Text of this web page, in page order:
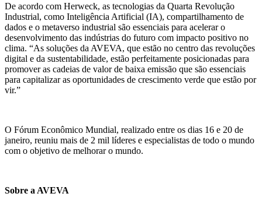
De acordo com Herweck, as tecnologias da Quarta Revolução
Industrial, como Inteligência Artificial (IA), compartilhamento de
dados e o metaverso industrial são essenciais para acelerar o
desenvolvimento das indústrias do futuro com impacto positivo no
clima. “As soluções da AVEVA, que estão no centro das revoluções
digital e da sustentabilidade, estão perfeitamente posicionadas para
promover as cadeias de valor de baixa emissão que são essenciais
para capitalizar as oportunidades de crescimento verde que estão por
vir.”
O Fórum Econômico Mundial, realizado entre os dias 16 e 20 de
janeiro, reuniu mais de 2 mil líderes e especialistas de todo o mundo
com o objetivo de melhorar o mundo.
Sobre a AVEVA